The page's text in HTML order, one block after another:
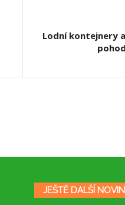
Lodní kontejnery
JEŠTĚ DALŠÍ